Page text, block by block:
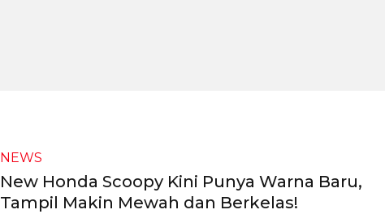
NEWS
New Honda Scoopy Kini Punya Warna Baru,
Tampil Makin Mewah dan Berkelas!